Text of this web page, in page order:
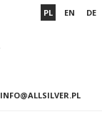
INFO@ALLSILVER.PL
PL EN DE